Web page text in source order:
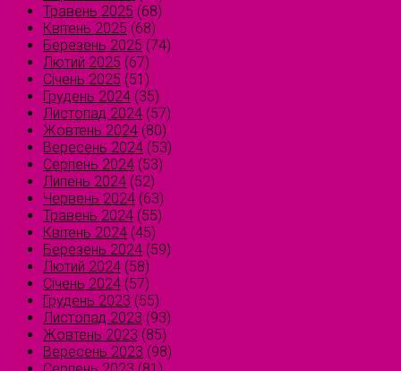
Травень 2025 (68)
Квітень 2025 (68)
Березень 2025 (74)
Лютий 2025 (67)
Січень 2025 (51)
Грудень 2024 (35)
Листопад 2024 (57)
Жовтень 2024 (80)
Вересень 2024 (53)
Серпень 2024 (53)
Липень 2024 (52)
Червень 2024 (63)
Травень 2024 (55)
Квітень 2024 (45)
Березень 2024 (59)
Лютий 2024 (58)
Січень 2024 (57)
Грудень 2023 (55)
Листопад 2023 (93)
Жовтень 2023 (85)
Вересень 2023 (98)